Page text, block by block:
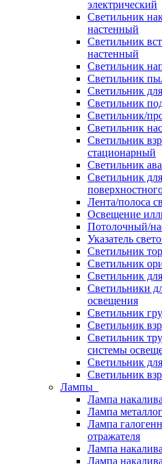
электрический
Светильник
настенный
Светильник
настенный
Светильник
Светильник
Светильник
Светильник
Светильник/
Светильник
Светильник
стационарный
Светильник
Светильник
Лента/полоса
Освещение
Потолочный/
Указатель
Светильник
Светильник
Светильник
Светильники
освещения
Светильник
Светильник
Светильник
системы
Светильник
Светильник
Лампы
Лампа
Лампа
Лампа
отражателя
Лампа
Лампа